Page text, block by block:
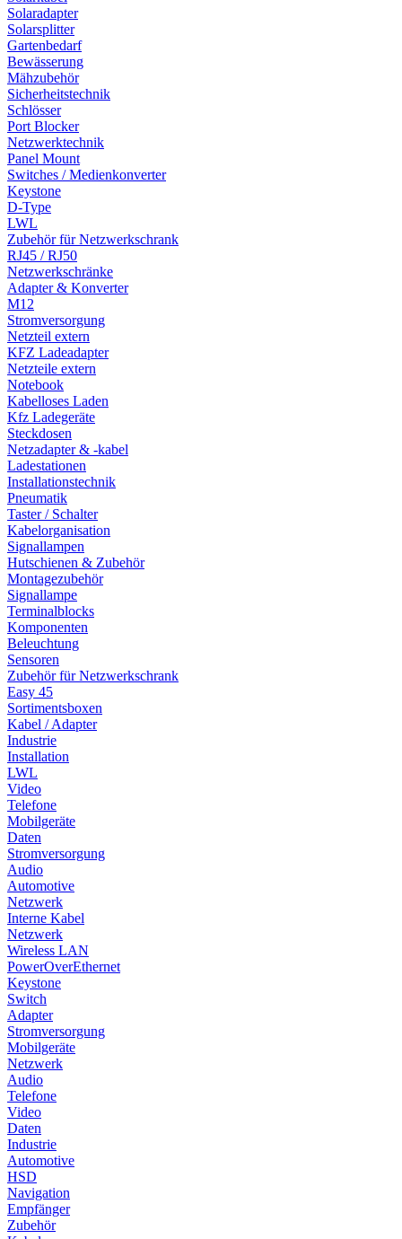
Solaradapter
Solarsplitter
Gartenbedarf
Bewässerung
Mähzubehör
Sicherheitstechnik
Schlösser
Port Blocker
Netzwerktechnik
Panel Mount
Switches / Medienkonverter
Keystone
D-Type
LWL
Zubehör für Netzwerkschrank
RJ45 / RJ50
Netzwerkschränke
Adapter & Konverter
M12
Stromversorgung
Netzteil extern
KFZ Ladeadapter
Netzteile extern
Notebook
Kabelloses Laden
Kfz Ladegeräte
Steckdosen
Netzadapter & -kabel
Ladestationen
Installationstechnik
Pneumatik
Taster / Schalter
Kabelorganisation
Signallampen
Hutschienen & Zubehör
Montagezubehör
Signallampe
Terminalblocks
Komponenten
Beleuchtung
Sensoren
Zubehör für Netzwerkschrank
Easy 45
Sortimentsboxen
Kabel / Adapter
Industrie
Installation
LWL
Video
Telefone
Mobilgeräte
Daten
Stromversorgung
Audio
Automotive
Netzwerk
Interne Kabel
Netzwerk
Wireless LAN
PowerOverEthernet
Keystone
Switch
Adapter
Stromversorgung
Mobilgeräte
Netzwerk
Audio
Telefone
Video
Daten
Industrie
Automotive
HSD
Navigation
Empfänger
Zubehör